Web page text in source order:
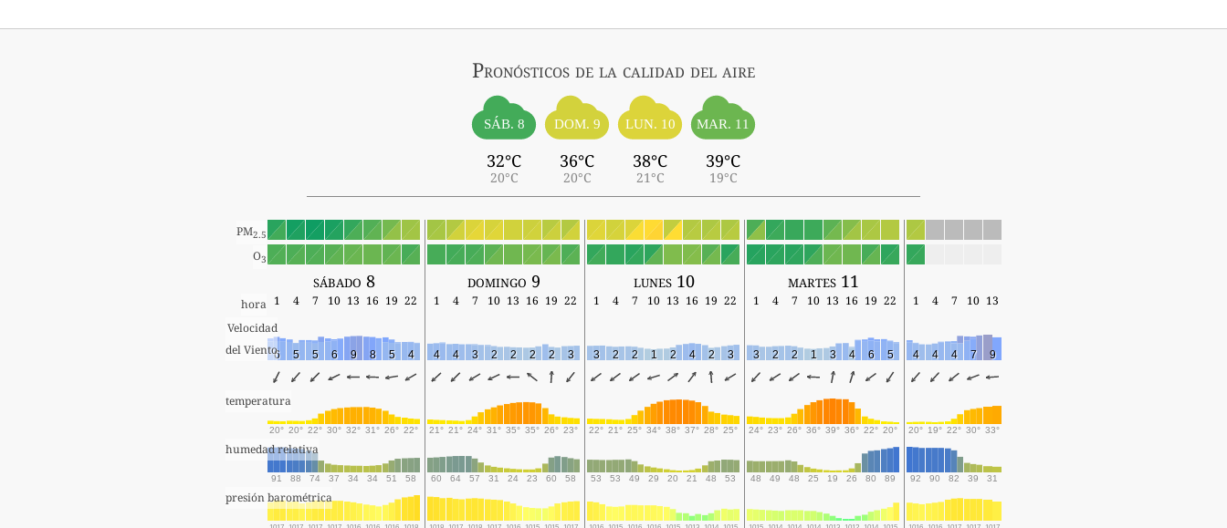
Pronósticos de la calidad del aire
SÁB. 8
32°C
20°C
DOM. 9
36°C
20°C
LUN. 10
38°C
21°C
MAR. 11
39°C
19°C
PM2.5
O3
sábado 8 domingo 9 lunes 10 martes 11
hora 1 4 7 10 13 16 19 22 1 4 7 10 13 16 19 22 1 4 7 10 13 16 19 22 1 4 7 10 13 16 19 22 1 4 7 10 13
Velocidad
del Viento6 5 5 6 9 8 5 4 4 4 3 2 2 2 2 3 3 2 2 1 2 4 2 3 3 2 2 1 3 4 6 5 4 4 4 7 9
temperatura
20° 20° 22° 30° 32° 31° 26° 22° 21° 21° 24° 31° 35° 35° 26° 23° 22° 21° 25° 34° 38° 37° 28° 25° 24° 23° 26° 36° 39° 36° 22° 20° 20° 19° 22° 30° 33°
humedad relativa
91 88 74 37 34 34 51 58 60 64 57 31 24 23 60 58 53 53 49 29 20 21 48 53 48 49 48 25 19 26 80 89 92 90 82 39 31
presión barométrica